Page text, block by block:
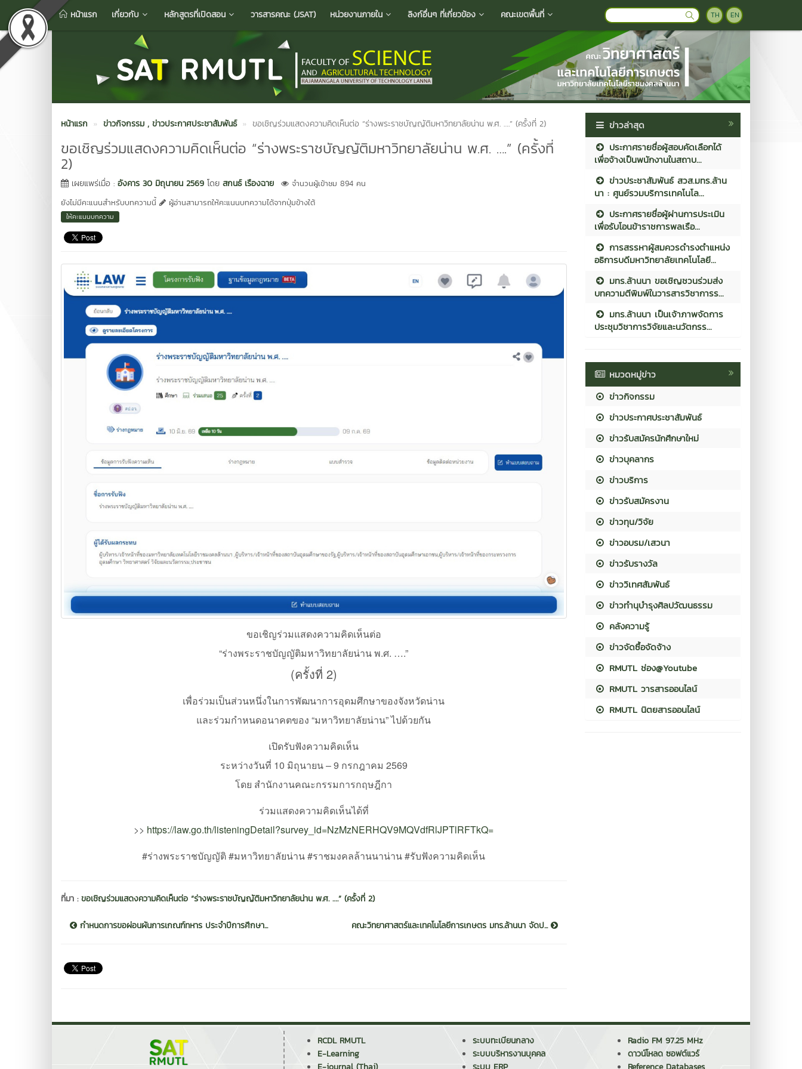
หน้าแรก เกี่ยวกับ หลักสูตรที่เปิดสอน วารสารคณะ (JSAT) หน่วยงานภายใน ลิงก์อื่นๆ ที่เกี่ยวข้อง คณะเขตพื้นที่ TH EN
หน้าแรก ข่าวกิจกรรม , ข่าวประกาศประชาสัมพันธ์ ขอเชิญร่วมแสดงความคิดเห็นต่อ “ร่างพระราชบัญญัติมหาวิทยาลัยน่าน พ.ศ. ….” (ครั้งที่ 2)
ขอเชิญร่วมแสดงความคิดเห็นต่อ “ร่างพระราชบัญญัติมหาวิทยาลัยน่าน พ.ศ. ….” (ครั้งที่
2)
เผยแพร่เมื่อ : อังคาร 30 มิถุนายน 2569 โดย สกนธ์ เรืองฉาย
จำนวนผู้เข้าชม 894 คน
ยังไม่มีคะแนนสำหรับบทความนี้
ผู้อ่านสามารถให้คะแนนบทความได้จากปุ่มข้างใต้
ให้คะแนนบทความ
ขอเชิญร่วมแสดงความคิดเห็นต่อ
“ร่างพระราชบัญญัติมหาวิทยาลัยน่าน พ.ศ. ….”
(ครั้งที่ 2)
เพื่อร่วมเป็นส่วนหนึ่งในการพัฒนาการอุดมศึกษาของจังหวัดน่าน
และร่วมกำหนดอนาคตของ “มหาวิทยาลัยน่าน” ไปด้วยกัน
เปิดรับฟังความคิดเห็น
ระหว่างวันที่ 10 มิถุนายน – 9 กรกฎาคม 2569
โดย สำนักงานคณะกรรมการกฤษฎีกา
ร่วมแสดงความคิดเห็นได้ที่
>> https://law.go.th/listeningDetail?survey_id=NzMzNERHQV9MQVdfRlJPTlRFTkQ=
#ร่างพระราชบัญญัติ #มหาวิทยาลัยน่าน #ราชมงคลล้านนาน่าน #รับฟังความคิดเห็น
ที่มา :ขอเชิญร่วมแสดงความคิดเห็นต่อ “ร่างพระราชบัญญัติมหาวิทยาลัยน่าน พ.ศ. ….” (ครั้งที่ 2)
กำหนดการขอผ่อนผันการเกณฑ์ทหาร ประจำปีการศึกษา... คณะวิทยาศาสตร์และเทคโนโลยีการเกษตร มทร.ล้านนา จัดป...
ข่าวล่าสุด
ประกาศรายชื่อผู้สอบคัดเลือกได้
เพื่อจ้างเป็นพนักงานในสถาบ...
ข่าวประชาสัมพันธ์ สวส.มทร.ล้าน
นา : ศูนย์รวมบริการเทคโนโล...
ประกาศรายชื่อผู้ผ่านการประเมิน
เพื่อรับโอนข้าราชการพลเรือ...
การสรรหาผู้สมควรดำรงตำแหน่ง
อธิการบดีมหาวิทยาลัยเทคโนโลยี...
มทร.ล้านนา ขอเชิญชวนร่วมส่ง
บทความตีพิมพ์ในวารสารวิชาการร...
มทร.ล้านนา เป็นเจ้าภาพจัดการ
ประชุมวิชาการวิจัยและนวัตกรร...
หมวดหมู่ข่าว
ข่าวกิจกรรม
ข่าวประกาศประชาสัมพันธ์
ข่าวรับสมัครนักศึกษาใหม่
ข่าวบุคลากร
ข่าวบริการ
ข่าวรับสมัครงาน
ข่าวทุน/วิจัย
ข่าวอบรม/เสวนา
ข่าวรับรางวัล
ข่าววิเทศสัมพันธ์
ข่าวทำนุบำรุงศิลปวัฒนธรรม
คลังความรู้
ข่าวจัดซื้อจัดจ้าง
RMUTL ช่อง@Youtube
RMUTL วารสารออนไลน์
RMUTL นิตยสารออนไลน์
RCDL RMUTL
E-Learning
ระบบทะเบียนกลาง
ระบบบริหารงานบุคคล
Radio FM 97.25 MHz
ดาวน์โหลด ซอฟต์แวร์